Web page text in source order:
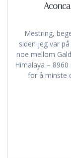
Mestring,
siden jeg var
noe mellom
Himalaya –
for å minste